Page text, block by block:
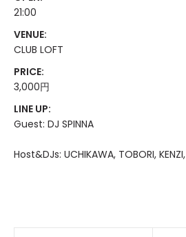
21:00
VENUE:
CLUB LOFT
PRICE:
3,000円
LINE UP:
Guest: DJ SPINNA
Host&DJs: UCHIKAWA, TOBORI,